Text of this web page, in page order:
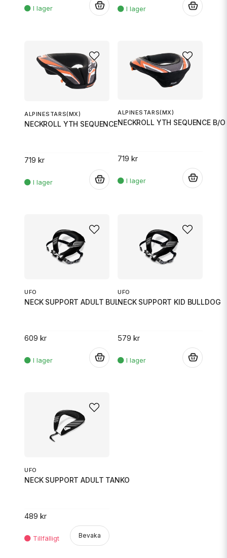
ALPINESTARS(MX)
NECKROLL YTH SEQUENCE B/O SM
719 kr
ALPINESTARS(MX)
NECKROLL YTH SEQUENCE B/O
719 kr
UFO
NECK SUPPORT ADULT BULLDOG
609 kr
UFO
NECK SUPPORT KID BULLDOG
579 kr
UFO
NECK SUPPORT ADULT TANKO
489 kr
Bevaka